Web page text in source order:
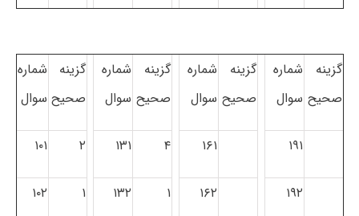
گزینه
صحیح
شماره
سوال
گزینه
صحیح
شماره
سوال
گزینه
صحیح
شماره
سوال
گزینه
صحیح
شماره
سوال
۱۹۱ ۱۶۱ ۴ ۱۳۱ ۲ ۱۰۱
۱۹۲ ۱۶۲ ۱ ۱۳۲ ۱ ۱۰۲